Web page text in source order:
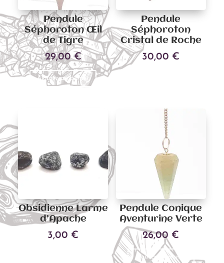
Pendule
Séphoroton Œil
de Tigre
29,00€
Ajouter au panier
Pendule
Séphoroton
Cristal de Roche
30,00 €
Obsidienne Larme
d’Apache
3,00 €
Pendule Conique
Aventurine Verte
26,00 €
Ajouter au panier